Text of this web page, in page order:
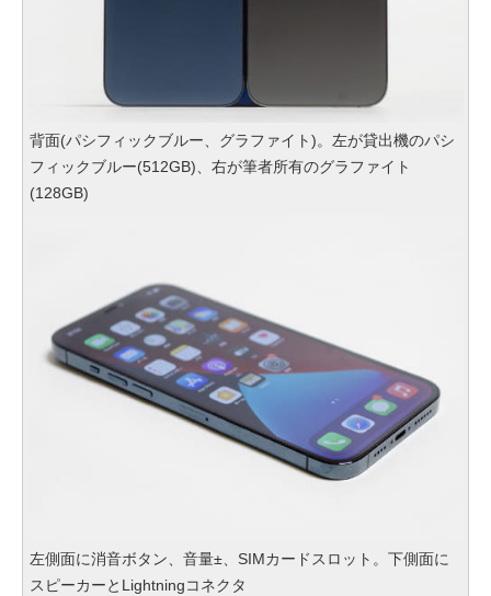
背面(パシフィックブルー、グラファイト)。左が貸出機のパシ
フィックブルー(512GB)、右が筆者所有のグラファイト
(128GB)
左側面に消音ボタン、音量±、SIMカードスロット。下側面に
スピーカーとLightningコネクタ